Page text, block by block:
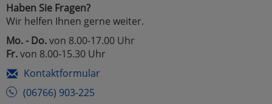
Haben Sie Fragen?
Wir helfen Ihnen gerne weiter.
Mo. - Do.von 8.00-17.00 Uhr
Fr.von 8.00-15.30 Uhr
Kontaktformular
(06766) 903-225